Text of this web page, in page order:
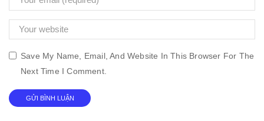
Save My Name, Email, And Website In This Browser For The
Next Time I Comment.